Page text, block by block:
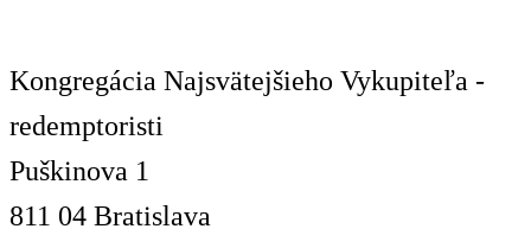
Kongregácia Najsvätejšieho Vykupiteľa -
redemptoristi
Puškinova 1
811 04 Bratislava